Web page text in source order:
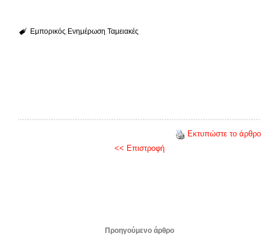
Εμπορικός Ενημέρωση Ταμειακές
Εκτυπώστε το άρθρο
<< Επιστροφή
Προηγούμενο άρθρο